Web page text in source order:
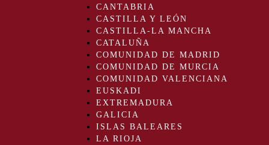
CANTABRIA
CASTILLA Y LEÓN
CASTILLA-LA MANCHA
CATALUÑA
COMUNIDAD DE MADRID
COMUNIDAD DE MURCIA
COMUNIDAD VALENCIANA
EUSKADI
EXTREMADURA
GALICIA
ISLAS BALEARES
LA RIOJA